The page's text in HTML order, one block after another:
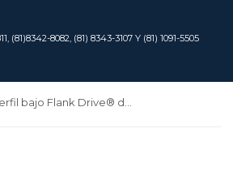
(81)8342-8082, (81) 8343-3107 Y (81) 1091-5505